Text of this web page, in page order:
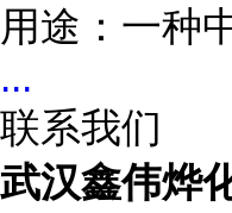
用途：一种
...
联系我们
武汉鑫伟烨